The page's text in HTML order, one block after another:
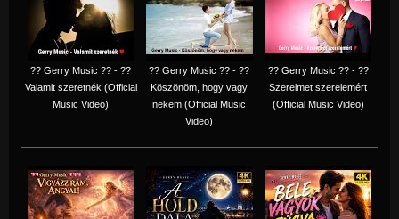
?? Gerry Music ?? - ??
Valamit szeretnék (Official
Music Video)
?? Gerry Music ?? - ??
Köszönöm, hogy vagy
nekem (Official Music
Video)
?? Gerry Music ?? - ??
Szerelmet szerelemért
(Official Music Video)